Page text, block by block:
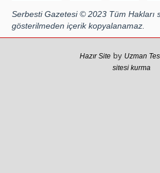
Serbesti Gazetesi © 2023 Tüm Hakları
gösterilmeden içerik kopyalanamaz.
Hazır Site by Uzman
sitesi kurma